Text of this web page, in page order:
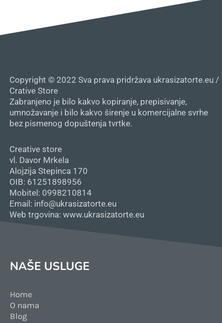
Copyright © 2022 Sva prava pridržava ukrasizatorte.eu /
Crative Store
Zabranjeno je bilo kakvo kopiranje, prepisivanje,
umnožavanje i bilo kakvo širenje u komercijalne svrhe
bez pismenog dopuštenja tvrtke.
Creative store
vl. Davor Mrkela
Alojzija Stepinca 170
OIB: 61251898956
Mobitel: 0998210814
Email: info@ukrasizatorte.eu
Web trgovina: www.ukrasizatorte.eu
NAŠE USLUGE
Home
O nama
Blog